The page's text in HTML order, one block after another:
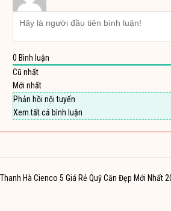
0 Bình luận
Cũ nhất
Mới nhất
Phản hồi nội tuyến
Xem tất cả bình luận